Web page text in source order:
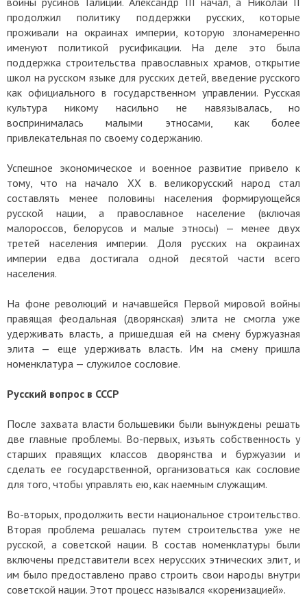
продолжил политику поддержки русских, которые
проживали на окраинах империи, которую злонамеренно
именуют политикой русификации. На деле это была
поддержка строительства православных храмов, открытие
школ на русском языке для русских детей, введение русского
как официального в государственном управлении. Русская
культура никому насильно не навязывалась, но
воспринималась малыми этносами, как более
привлекательная по своему содержанию.
Успешное экономическое и военное развитие привело к
тому, что на начало XX в. великорусский народ стал
составлять менее половины населения формирующейся
русской нации, а православное население (включая
малороссов, белорусов и малые этносы) — менее двух
третей населения империи. Доля русских на окраинах
империи едва достигала одной десятой части всего
населения.
На фоне революций и начавшейся Первой мировой войны
правящая феодальная (дворянская) элита не смогла уже
удерживать власть, а пришедшая ей на смену буржуазная
элита — еще удерживать власть. Им на смену пришла
номенклатура — служилое сословие.
Русский вопрос в СССР
После захвата власти большевики были вынуждены решать
две главные проблемы. Во-первых, изъять собственность у
старших правящих классов дворянства и буржуазии и
сделать ее государственной, организоваться как сословие
для того, чтобы управлять ею, как наемным служащим.
Во-вторых, продолжить вести национальное строительство.
Вторая проблема решалась путем строительства уже не
русской, а советской нации. В состав номенклатуры были
включены представители всех нерусских этнических элит, и
им было предоставлено право строить свои народы внутри
советской нации. Этот процесс назывался «коренизацией».